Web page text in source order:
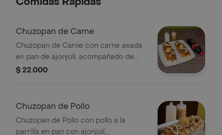
Chuzopan de Carne
Chuzopan de Carne con carne asada
en pan de ajonjolí, acompañado de
salsa de la casa y una bolita de arepa.
$ 22.000
Chuzopan de Pollo
Chuzopan de Pollo con pollo a la
parrilla en pan con ajonjolí,